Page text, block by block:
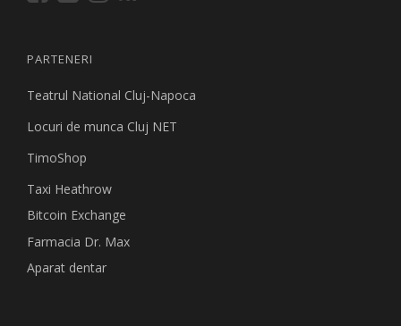
PARTENERI
Teatrul National Cluj-Napoca
Locuri de munca Cluj NET
TimoShop
Taxi Heathrow
Bitcoin Exchange
Farmacia Dr. Max
Aparat dentar